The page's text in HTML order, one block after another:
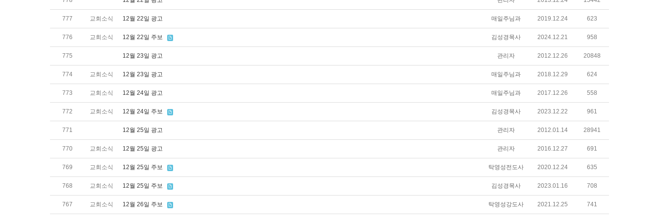
777 교회소식 12월 22일 광고 매일주님과 2019.12.24 623
776 교회소식 12월 22일 주보 김성경목사 2024.12.21 958
775 12월 23일 광고 관리자 2012.12.26 20848
774 교회소식 12월 23일 광고 매일주님과 2018.12.29 624
773 교회소식 12월 24일 광고 매일주님과 2017.12.26 558
772 교회소식 12월 24일 주보 김성경목사 2023.12.22 961
771 12월 25일 광고 관리자 2012.01.14 28941
770 교회소식 12월 25일 광고 관리자 2016.12.27 691
769 교회소식 12월 25일 주보 탁영성전도사 2020.12.24 635
768 교회소식 12월 25일 주보 김성경목사 2023.01.16 708
767 교회소식 12월 26일 주보 탁영성강도사 2021.12.25 741